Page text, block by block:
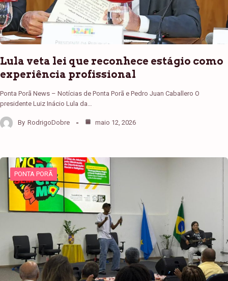
Lula veta lei que reconhece estágio como
experiência profissional
Ponta Porã News – Notícias de Ponta Porã e Pedro Juan Caballero O
presidente Luiz Inácio Lula da…
By RodrigoDobre maio 12, 2026
PONTA PORÃ